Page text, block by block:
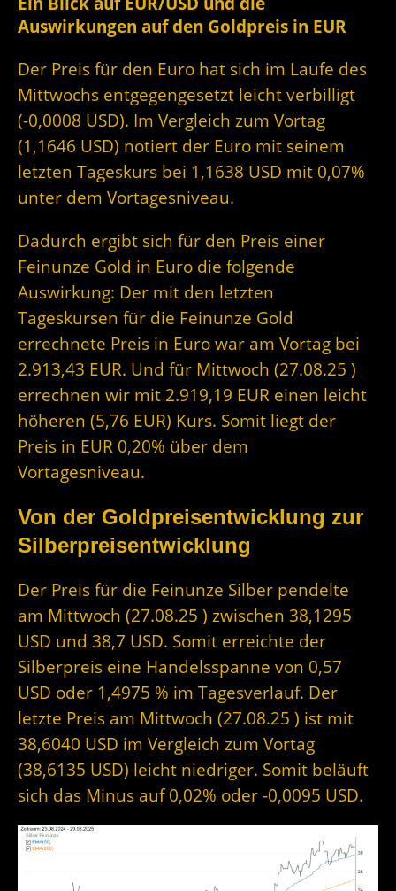
Auswirkungen auf den Goldpreis in EUR
Der Preis für den Euro hat sich im Laufe des
Mittwochs entgegengesetzt leicht verbilligt
(-0,0008 USD). Im Vergleich zum Vortag
(1,1646 USD) notiert der Euro mit seinem
letzten Tageskurs bei 1,1638 USD mit 0,07%
unter dem Vortagesniveau.
Dadurch ergibt sich für den Preis einer
Feinunze Gold in Euro die folgende
Auswirkung: Der mit den letzten
Tageskursen für die Feinunze Gold
errechnete Preis in Euro war am Vortag bei
2.913,43 EUR. Und für Mittwoch (27.08.25 )
errechnen wir mit 2.919,19 EUR einen leicht
höheren (5,76 EUR) Kurs. Somit liegt der
Preis in EUR 0,20% über dem
Vortagesniveau.
Von der Goldpreisentwicklung zur
Silberpreisentwicklung
Der Preis für die Feinunze Silber pendelte
am Mittwoch (27.08.25 ) zwischen 38,1295
USD und 38,7 USD. Somit erreichte der
Silberpreis eine Handelsspanne von 0,57
USD oder 1,4975 % im Tagesverlauf. Der
letzte Preis am Mittwoch (27.08.25 ) ist mit
38,6040 USD im Vergleich zum Vortag
(38,6135 USD) leicht niedriger. Somit beläuft
sich das Minus auf 0,02% oder -0,0095 USD.